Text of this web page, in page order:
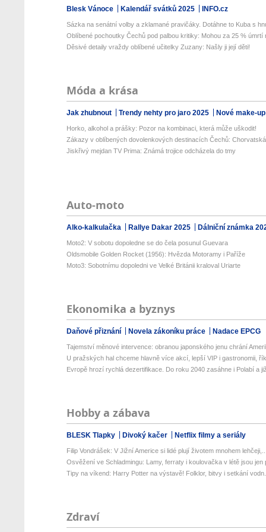
Blesk Vánoce Kalendář svátků 2025 INFO.cz
Sázka na senátní volby a zklamané pravičáky. Dotáhne to Kuba s
Oblíbené pochoutky Čechů pod palbou kritiky: Mohou za 25 % úmrtí
Děsivé detaily vraždy oblíbené učitelky Zuzany: Našly ji její děti!
Móda a krása
Jak zhubnout Trendy nehty pro jaro 2025 Nové make-
Horko, alkohol a prášky: Pozor na kombinaci, která může uškodit!
Zákazy v oblíbených dovolenkových destinacích Čechů:
Jiskřivý mejdan TV Prima: Známá trojice odcházela do tmy
Auto-moto
Alko-kalkulačka Rallye Dakar 2025 Dálniční známka
Moto2: V sobotu dopoledne se do čela posunul Guevara
Oldsmobile Golden Rocket (1956): Hvězda Motoramy i Paříže
Moto3: Sobotnímu dopoledni ve Velké Británii kraloval Uriarte
Ekonomika a byznys
Daňové přiznání Novela zákoníku práce Nadace EPCG
Tajemství měnové intervence: obranou japonského jenu chrání
U pražských hal chceme hlavně více akcí, lepší VIP i gastronomii,
Evropě hrozí rychlá dezertifikace. Do roku 2040 zasáhne i Polabí a
Hobby a zábava
BLESK Tlapky Divoký kačer Netflix filmy a seriály
Filip Vondrášek: V Jižní Americe si lidé plují životem mnohem
Osvěžení ve Schladmingu: Lamy, ferraty i koulovačka v létě jsou jen
Tipy na víkend: Harry Potter na výstavě! Folklor, bitvy i setkání
Zdraví